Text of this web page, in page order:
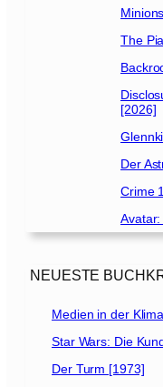
The
[2026]
Der
Crime
NEUESTE
Medien in der
Star Wars: Die
Der Turm [1973]